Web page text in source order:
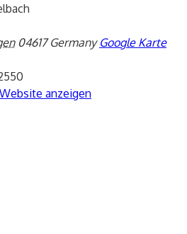
04617 Germany Google Karte
anzeigen